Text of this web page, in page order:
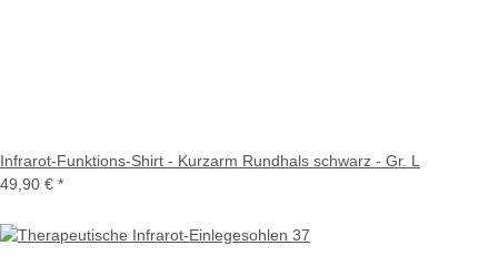
Infrarot-Funktions-Shirt - Kurzarm Rundhals schwarz - Gr. L
49,90 € *